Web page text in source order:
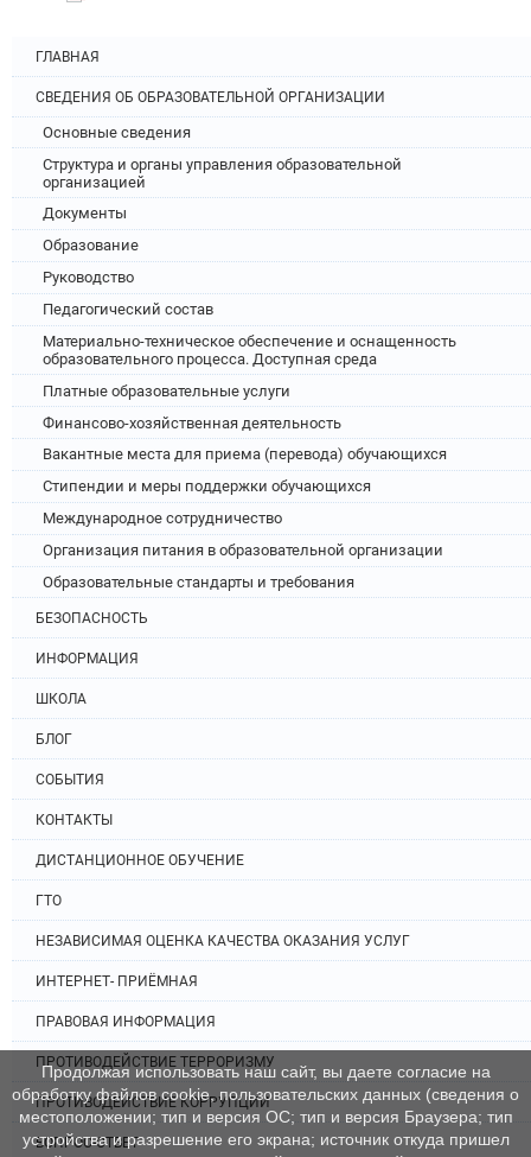
ГЛАВНАЯ
СВЕДЕНИЯ ОБ ОБРАЗОВАТЕЛЬНОЙ ОРГАНИЗАЦИИ
Основные сведения
Структура и органы управления образовательной
организацией
Документы
Образование
Руководство
Педагогический состав
Материально-техническое обеспечение и оснащенность
образовательного процесса. Доступная среда
Платные образовательные услуги
Финансово-хозяйственная деятельность
Вакантные места для приема (перевода) обучающихся
Стипендии и меры поддержки обучающихся
Международное сотрудничество
Организация питания в образовательной организации
Образовательные стандарты и требования
БЕЗОПАСНОСТЬ
ИНФОРМАЦИЯ
ШКОЛА
БЛОГ
СОБЫТИЯ
КОНТАКТЫ
ДИСТАНЦИОННОЕ ОБУЧЕНИЕ
ГТО
НЕЗАВИСИМАЯ ОЦЕНКА КАЧЕСТВА ОКАЗАНИЯ УСЛУГ
ИНТЕРНЕТ- ПРИЁМНАЯ
ПРАВОВАЯ ИНФОРМАЦИЯ
ПРОТИВОДЕЙСТВИЕ ТЕРРОРИЗМУ
ПРОТИВОДЕЙСТВИЕ КОРРУПЦИИ
ВОПРОС-ОТВЕТ
Продолжая использовать наш сайт, вы даете согласие на
обработку файлов cookie, пользовательских данных (сведения о
местоположении; тип и версия ОС; тип и версия Браузера; тип
устройства и разрешение его экрана; источник откуда пришел